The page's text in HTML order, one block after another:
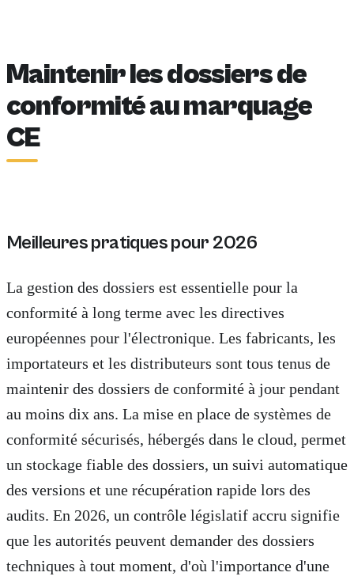
Maintenir les dossiers de
conformité au marquage
CE
Meilleures pratiques pour 2026
La gestion des dossiers est essentielle pour la
conformité à long terme avec les directives
européennes pour l'électronique. Les fabricants, les
importateurs et les distributeurs sont tous tenus de
maintenir des dossiers de conformité à jour pendant
au moins dix ans. La mise en place de systèmes de
conformité sécurisés, hébergés dans le cloud, permet
un stockage fiable des dossiers, un suivi automatique
des versions et une récupération rapide lors des
audits. En 2026, un contrôle législatif accru signifie
que les autorités peuvent demander des dossiers
techniques à tout moment, d'où l'importance d'une